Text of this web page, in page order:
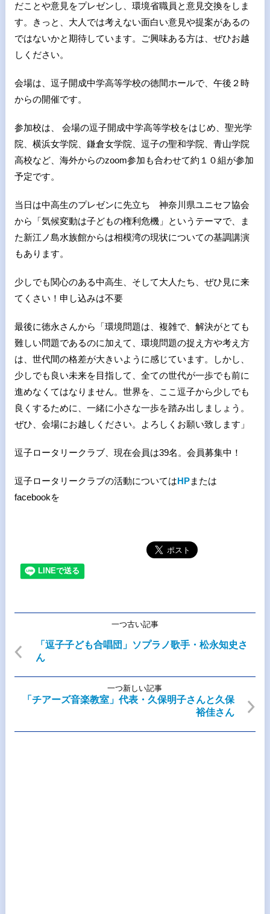
だことや意見をプレゼンし、環境省職員と意見交換をしま
す。きっと、大人では考えない面白い意見や提案があるの
ではないかと期待しています。ご興味ある方は、ぜひお越
しください。
会場は、逗子開成中学高等学校の徳間ホールで、午後２時
からの開催です。
参加校は、 会場の逗子開成中学高等学校をはじめ、聖光学
院、横浜女学院、鎌倉女学院、逗子の聖和学院、青山学院
高校など、海外からのzoom参加も合わせて約１０組が参加
予定です。
当日は中高生のプレゼンに先立ち 神奈川県ユニセフ協会
から「気候変動は子どもの権利危機」というテーマで、ま
た新江ノ島水族館からは相模湾の現状についての基調講演
もあります。
少しでも関心のある中高生、そして大人たち、ぜひ見に来
てくさい！申し込みは不要
最後に徳永さんから「環境問題は、複雑で、解決がとても
難しい問題であるのに加えて、環境問題の捉え方や考え方
は、世代間の格差が大きいように感じています。しかし、
少しでも良い未来を目指して、全ての世代が一歩でも前に
進めなくてはなりません。世界を、ここ逗子から少しでも
良くするために、一緒に小さな一歩を踏み出しましょう。
ぜひ、会場にお越しください。よろしくお願い致します」
逗子ロータリークラブ、現在会員は39名。会員募集中！
逗子ロータリークラブの活動については HPまたは
facebookを
一つ古い記事
「逗子子ども合唱団」ソプラノ歌手・松永知史さ
ん
一つ新しい記事
「チアーズ音楽教室」代表・久保明子さんと久保
裕佳さん